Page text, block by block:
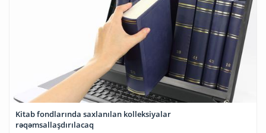
Kitab fondlarında saxlanılan kolleksiyalar
rəqəmsallaşdırılacaq